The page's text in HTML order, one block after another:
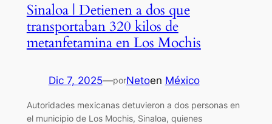
Sinaloa | Detienen a dos que
transportaban 320 kilos de
metanfetamina en Los Mochis
Dic 7, 2025—porNetoen México
Autoridades mexicanas detuvieron a dos personas en
el municipio de Los Mochis, Sinaloa, quienes